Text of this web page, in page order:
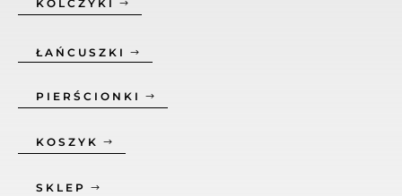
KOLCZYKI
ŁAŃCUSZKI
PIERŚCIONKI
KOSZYK
SKLEP